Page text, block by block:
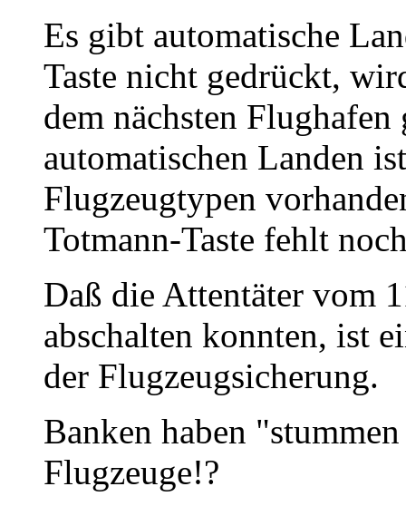
Es gibt automatische
Taste nicht gedrückt,
dem nächsten
automatischen Landen
Flugzeugtypen
Totmann-Taste fehlt
Daß die Attentäter vom
abschalten konnten, ist
der Flugzeugsicherung.
Banken haben
Flugzeuge!?